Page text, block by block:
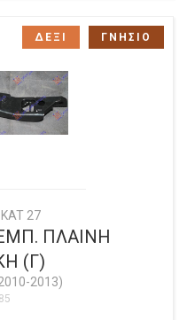
27
ΠΛΑΙΝΗ
(Γ)
2013)
ΔΕΞΙ ΓΝΗΣΙΟ